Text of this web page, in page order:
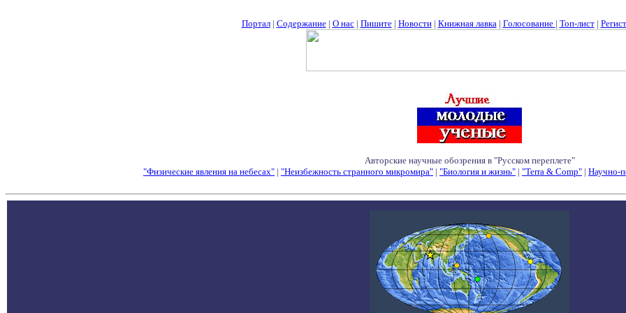
Портал| Содержание| О нас| Пишите| Новости| Книжная лавка| Голосование | Топ-лист|
Авторские научные обозрения в "Русском переплете"
"Физические явления на небесах" | "Неизбежность странного микромира" | "Биология и жизнь" | "Terra & Comp" | Научно-